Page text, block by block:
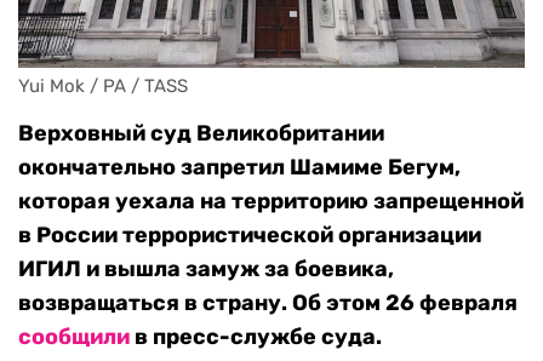
Yui Mok / PA / TASS
Верховный суд Великобритании
окончательно запретил Шамиме Бегум,
которая уехала на территорию запрещенной
в России террористической организации
ИГИЛ и вышла замуж за боевика,
возвращаться в страну. Об этом 26 февраля
сообщили в пресс-службе суда.